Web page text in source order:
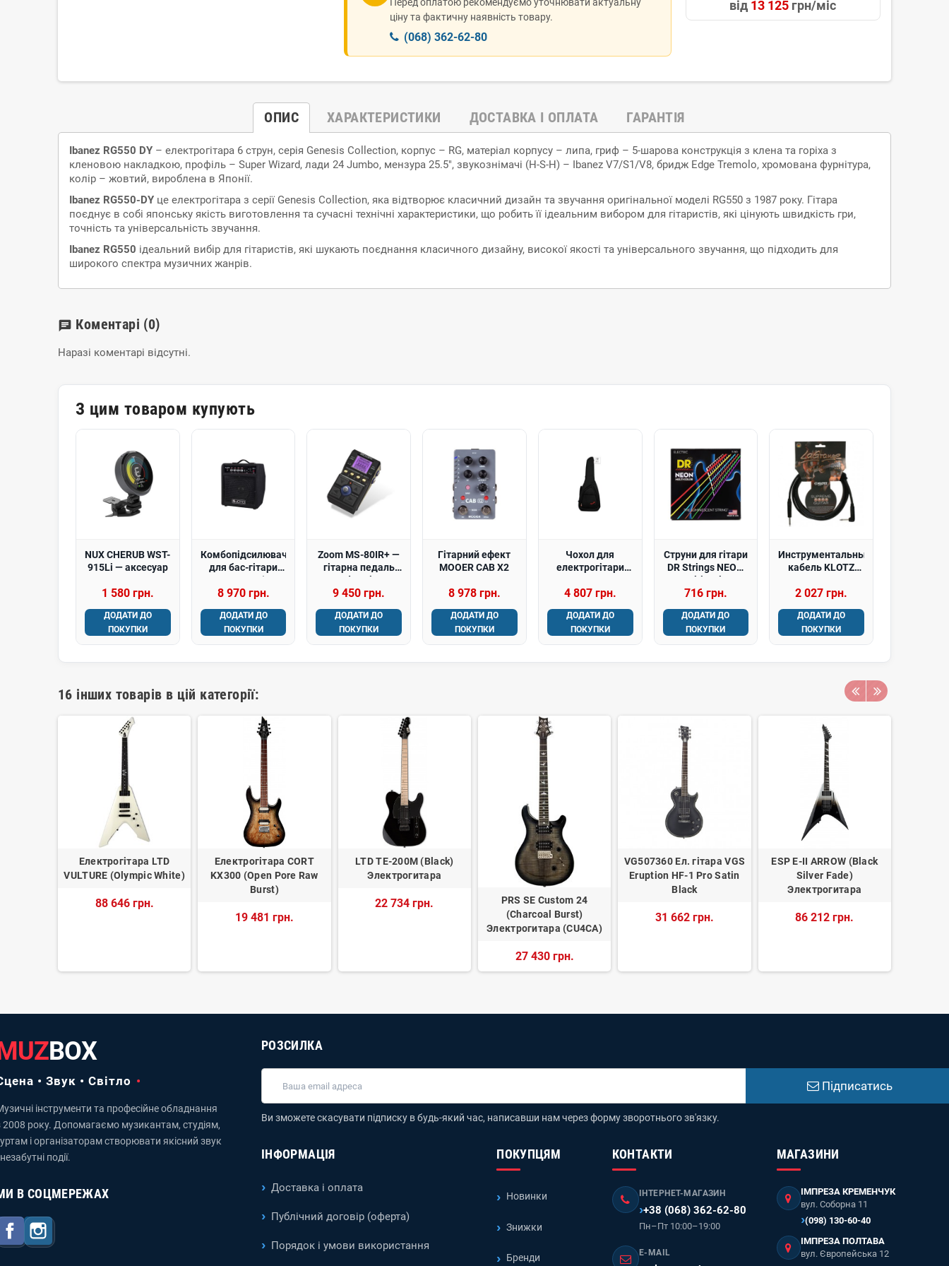
ціну та фактичну наявність товару.
(068) 362-62-80
від 13 125 грн/міс
ОПИС ХАРАКТЕРИСТИКИ ДОСТАВКА І ОПЛАТА ГАРАНТІЯ
Ibanez RG550 DY – електрогітара 6 струн, серія Genesis Collection, корпус – RG, матеріал корпусу – липа, гриф – 5-шарова конструкція з клена та горіха з
кленовою накладкою, профіль – Super Wizard, лади 24 Jumbo, мензура 25.5", звукознімачі (H-S-H) – Ibanez V7/S1/V8, бридж Edge Tremolo, хромована фурнітура,
колір – жовтий, вироблена в Японії.
Ibanez RG550-DY це електрогітара з серії Genesis Collection, яка відтворює класичний дизайн та звучання оригінальної моделі RG550 з 1987 року. Гітара
поєднує в собі японську якість виготовлення та сучасні технічні характеристики, що робить її ідеальним вибором для гітаристів, які цінують швидкість гри,
точність та універсальність звучання.
Ibanez RG550 ідеальний вибір для гітаристів, які шукають поєднання класичного дизайну, високої якості та універсального звучання, що підходить для
широкого спектра музичних жанрів.
chat Коментарі (0)
Наразі коментарі відсутні.
З цим товаром купують
NUX CHERUB WST-
915Li — аксесуар
1 580 грн.
ДОДАТИ ДО
ПОКУПКИ
Комбопідсилювач
для бас-гітари
Joyo JBA-10 (10W,
1x8") -
8 970 грн.
ДОДАТИ ДО
ПОКУПКИ
Zoom MS-80IR+ —
гітарна педаль
ефектів
9 450 грн.
ДОДАТИ ДО
ПОКУПКИ
Гітарний ефект
MOOER CAB X2
8 978 грн.
ДОДАТИ ДО
ПОКУПКИ
Чохол для
електрогітари
ELECTRIC GUITAR
4 807 грн.
ДОДАТИ ДО
ПОКУПКИ
Струни для гітари
DR Strings NEON
Multi-Color
Electric - Heavy
716 грн.
ДОДАТИ ДО
ПОКУПКИ
Инструментальный
кабель KLOTZ
2 027 грн.
ДОДАТИ ДО
ПОКУПКИ
16 інших товарів в цій категорії:
Електрогітара LTD
VULTURE (Olympic White)
88 646 грн.
Електрогітара CORT
KX300 (Open Pore Raw
Burst)
19 481 грн.
LTD TE-200M (Black)
Электрогитара
22 734 грн.
PRS SE Custom 24
(Charcoal Burst)
Электрогитара (CU4CA)
27 430 грн.
VG507360 Ел. гітара VGS
Eruption HF-1 Pro Satin
Black
31 662 грн.
ESP E-II ARROW (Black
Silver Fade)
Электрогитара
86 212 грн.
BOX
• Звук • Світло
інструменти та професійне обладнання
2008 року. Допомагаємо музикантам, студіям,
і організаторам створювати якісний звук
незабутні події.
В СОЦМЕРЕЖАХ
Facebook
РОЗСИЛКА
Підписатись
Ви зможете скасувати підписку в будь-який час, написавши нам через форму зворотнього зв'язку.
ІНФОРМАЦІЯ
Доставка і оплата
Публічний договір (оферта)
Порядок і умови використання
ПОКУПЦЯМ
Новинки
Знижки
Бренди
КОНТАКТИ
ІНТЕРНЕТ-МАГАЗИН
+38 (068) 362-62-80
Пн–Пт 10:00–19:00
E-MAIL
МАГАЗИНИ
ІМПРЕЗА КРЕМЕНЧУК
вул. Соборна 11
(098) 130-60-40
ІМПРЕЗА ПОЛТАВА
вул. Європейська 12